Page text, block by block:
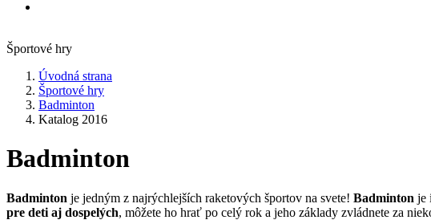
Športové hry
Úvodná strana
Športové hry
Badminton
Katalog 2016
Badminton
Badminton je jedným z najrýchlejších raketových športov na svete! Badminton je
pre deti aj dospelých, môžete ho hrať po celý rok a jeho základy zvládnete za